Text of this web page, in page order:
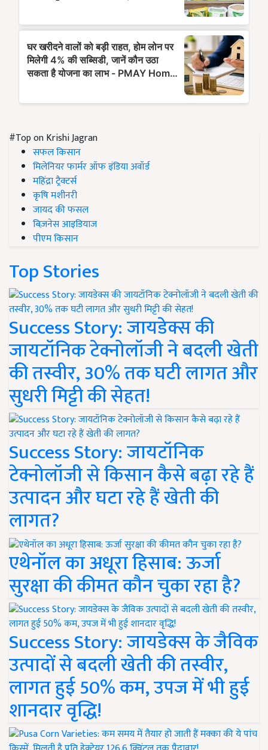
#Top on Krishi Jagran
सफल किसान
मिलेनियर फार्मर ऑफ इंडिया अवॉर्ड
महिंद्रा ट्रैक्टर्स
कृषि मशीनरी
जायद की फसल
बिज़नेस आइडियाज
पीएम किसान
Top Stories
Success Story: जायडेक्स की
जायटॉनिक टेक्नोलॉजी ने बदली खेती
की तस्वीर, 30% तक घटी लागत और
सुधरी मिट्टी की सेहत!
Success Story: जायटॉनिक
टेक्नोलॉजी से किसान कैसे बढ़ा रहे हैं
उत्पादन और घटा रहे हैं खेती की
लागत?
एथेनॉल का अधूरा हिसाब: ऊर्जा
सुरक्षा की कीमत कौन चुका रहा है?
Success Story: जायडेक्स के जैविक
उत्पादों से बदली खेती की तस्वीर,
लागत हुई 50% कम, उपज में भी हुई
शानदार वृद्धि!